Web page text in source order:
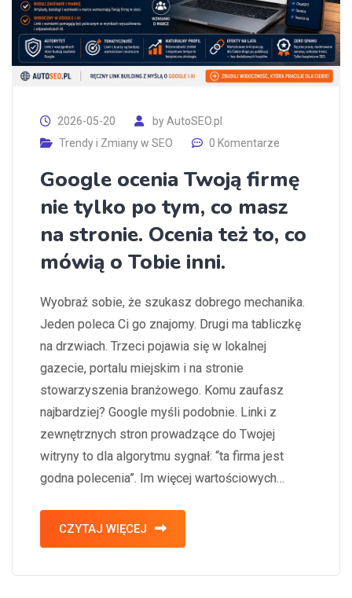
2026-05-20 byAutoSEO.pl
Trendy i Zmiany w SEO
0 Komentarze
Google ocenia Twoją firmę
nie tylko po tym, co masz
na stronie. Ocenia też to, co
mówią o Tobie inni.
Wyobraź sobie, że szukasz dobrego mechanika.
Jeden poleca Ci go znajomy. Drugi ma tabliczkę
na drzwiach. Trzeci pojawia się w lokalnej
gazecie, portalu miejskim i na stronie
stowarzyszenia branżowego. Komu zaufasz
najbardziej? Google myśli podobnie. Linki z
zewnętrznych stron prowadzące do Twojej
witryny to dla algorytmu sygnał: “ta firma jest
godna polecenia”. Im więcej wartościowych…
CZYTAJ WIĘCEJ